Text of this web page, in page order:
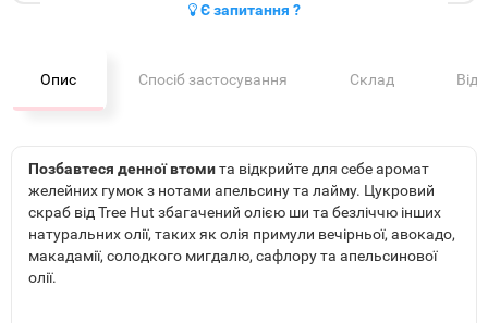
Є запитання ?
Опис Спосіб застосування Склад
Позбавтеся денної втомита відкрийте для себе аромат
желейних гумок з нотами апельсину та лайму. Цукровий
скраб від Tree Hut збагачений олією ши та безліччю інших
натуральних олії, таких як олія примули вечірньої, авокадо,
макадамії, солодкого мигдалю, сафлору та апельсинової
олії.